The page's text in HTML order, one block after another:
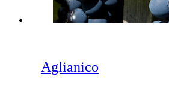
Aglianico